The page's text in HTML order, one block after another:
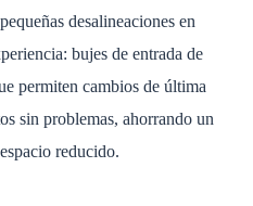
desalineaciones en
bujes de entrada de
permiten cambios de última
sin problemas, ahorrando un
reducido.